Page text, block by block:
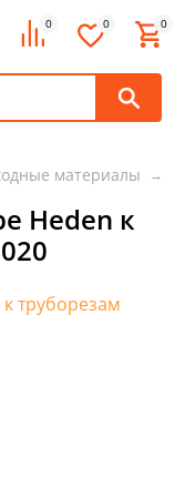
0 0 0
материалы
Heden к